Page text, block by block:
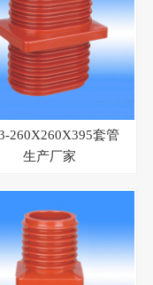
260X260X395套管
生产厂家